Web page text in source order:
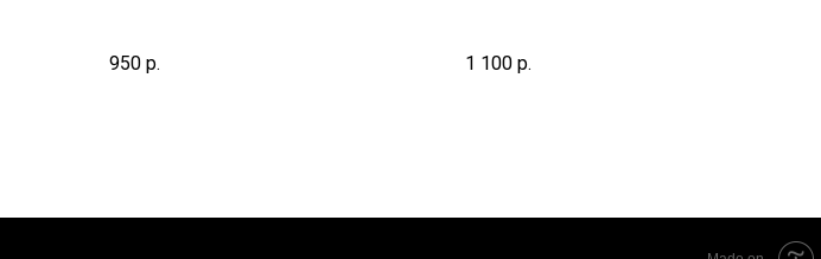
950 р. 1 100 р.